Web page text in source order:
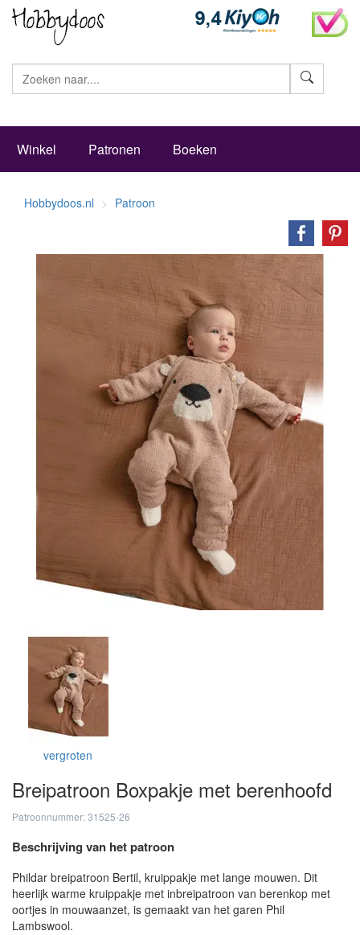
Winkel Patronen Boeken
Hobbydoos.nl Patroon
vergroten
Breipatroon Boxpakje met berenhoofd
Patroonnummer: 31525-26
Beschrijving van het patroon
Phildar breipatroon Bertil, kruippakje met lange mouwen. Dit
heerlijk warme kruippakje met inbreipatroon van berenkop met
oortjes in mouwaanzet, is gemaakt van het garen Phil
Lambswool.